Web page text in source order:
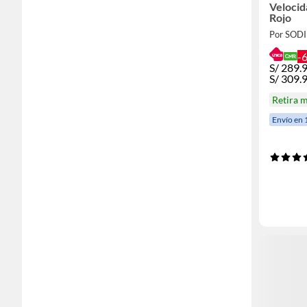
Rojo
Por
-
S/
S/
Retira
Envío en